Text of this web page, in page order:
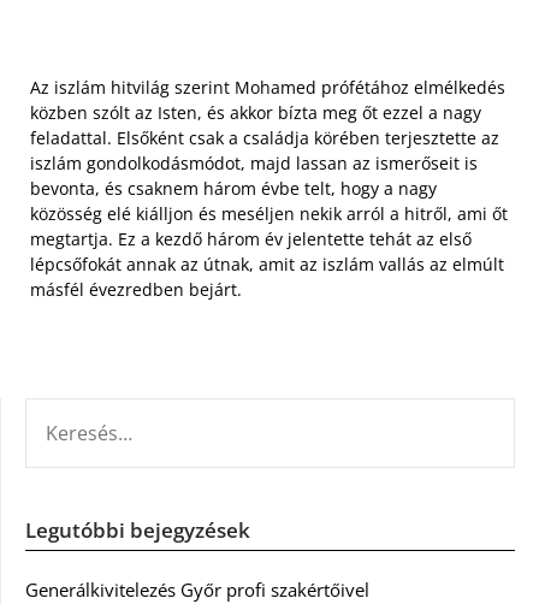
Az iszlám hitvilág szerint Mohamed prófétához elmélkedés
közben szólt az Isten, és akkor bízta meg őt ezzel a nagy
feladattal. Elsőként csak a családja körében terjesztette az
iszlám gondolkodásmódot, majd lassan az ismerőseit is
bevonta, és csaknem három évbe telt, hogy a nagy
közösség elé kiálljon és meséljen nekik arról a hitről, ami őt
megtartja. Ez a kezdő három év jelentette tehát az első
lépcsőfokát annak az útnak, amit az iszlám vallás az elmúlt
másfél évezredben bejárt.
Legutóbbi bejegyzések
Generálkivitelezés Győr profi szakértőivel